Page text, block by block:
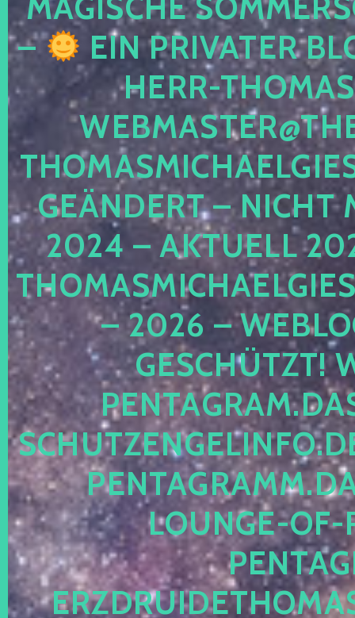
–
EIN PRIVATER
HERR-
GEÄNDERT – NICHT
2024 – AKTUELL
– 2026 –
ESCHÜTZT!
OUNGE-OF-